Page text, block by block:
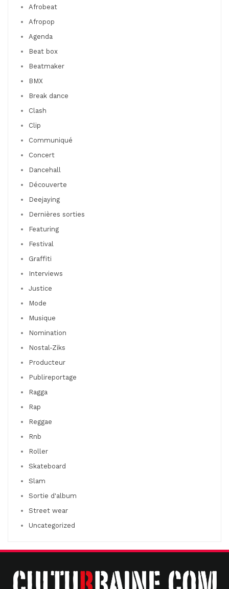
Afrobeat
Afropop
Agenda
Beat box
Beatmaker
BMX
Break dance
Clash
Clip
Communiqué
Concert
Dancehall
Découverte
Deejaying
Dernières sorties
Featuring
Festival
Graffiti
Interviews
Justice
Mode
Musique
Nomination
Nostal-Ziks
Producteur
Publireportage
Ragga
Rap
Reggae
Rnb
Roller
Skateboard
Slam
Sortie d'album
Street wear
Uncategorized